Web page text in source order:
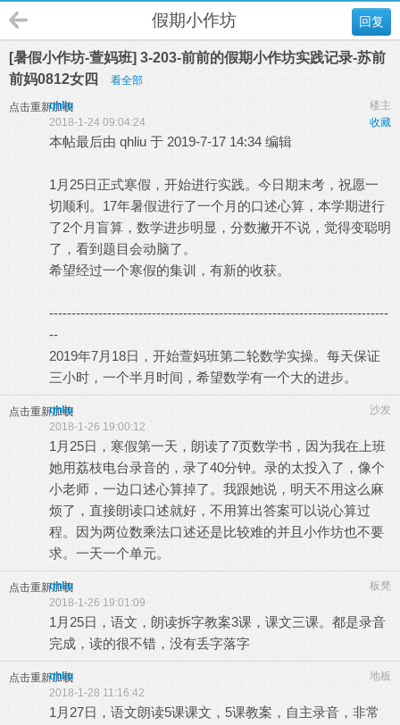
回复
假期小作坊
[暑假小作坊-萱妈班] 3-203-前前的假期小作坊实践记录-苏前
前妈0812女四
看全部
点击重新加载 楼主
qhliu
收藏
2018-1-24 09:04:24
本帖最后由 qhliu 于 2019-7-17 14:34 编辑
1月25日正式寒假，开始进行实践。今日期末考，祝愿一
切顺利。17年暑假进行了一个月的口述心算，本学期进行
了2个月盲算，数学进步明显，分数撇开不说，觉得变聪明
了，看到题目会动脑了。
希望经过一个寒假的集训，有新的收获。
----------------------------------------------------------------------------
--
2019年7月18日，开始萱妈班第二轮数学实操。每天保证
三小时，一个半月时间，希望数学有一个大的进步。
点击重新加载 沙发
qhliu
2018-1-26 19:00:12
1月25日，寒假第一天，朗读了7页数学书，因为我在上班
她用荔枝电台录音的，录了40分钟。录的太投入了，像个
小老师，一边口述心算掉了。我跟她说，明天不用这么麻
烦了，直接朗读口述就好，不用算出答案可以说心算过
程。因为两位数乘法口述还是比较难的并且小作坊也不要
求。一天一个单元。
点击重新加载 板凳
qhliu
2018-1-26 19:01:09
1月25日，语文，朗读拆字教案3课，课文三课。都是录音
完成，读的很不错，没有丢字落字
点击重新加载 地板
qhliu
2018-1-28 11:16:42
1月27日，语文朗读5课课文，5课教案，自主录音，非常